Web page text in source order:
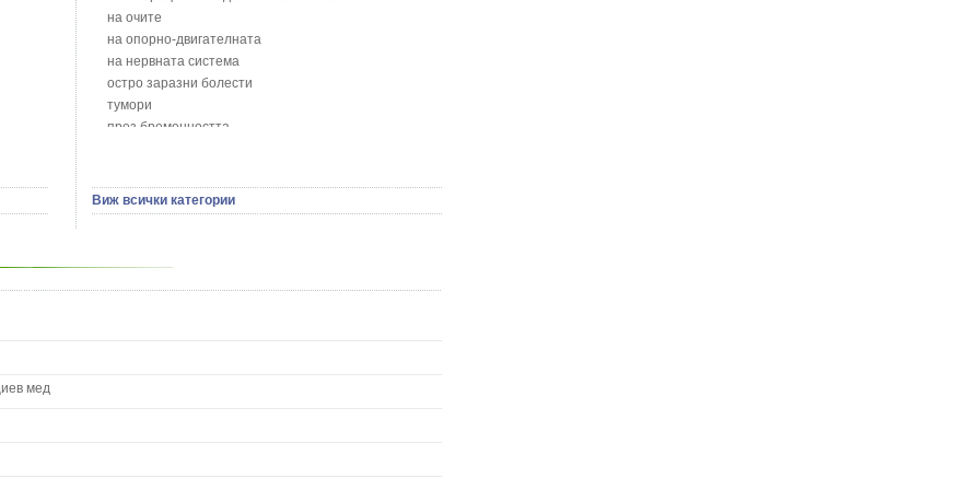
Божур - Paeonia Decora
Борови връхчета - Pinus sylvestris
Босилек - Ocimum Basillicum
Брей - Tamus Communis
Брош - Rubia tinctorum L.
Бръшлян - Hedera helix L.
Бял имел - Viscum album L.
Бял оман - Inula Helenium L.
Бяла върба - Salix Аlba
на очите
на опорно-двигателната
на нервната система
остро заразни болести
тумори
през бременността
сексуални проблеми
на половите органи
Виж всички категории
мед